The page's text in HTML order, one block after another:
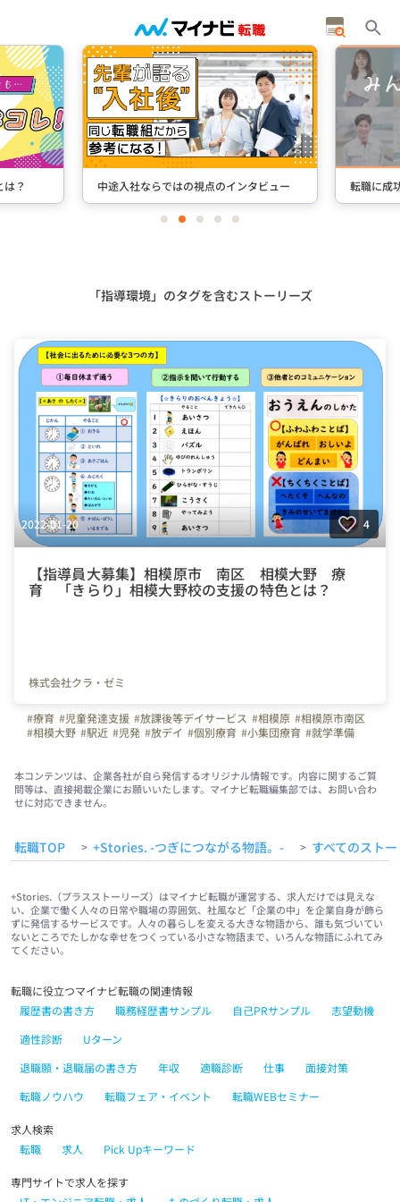
？ 中途入社ならではの視点のインタビュー 転職に成
itemitemitemitemitem
「指導環境」のタグを含むストーリーズ
2022-01-20 4
【指導員大募集】相模原市 南区 相模大野 療
育 「きらり」相模大野校の支援の特色とは？
株式会社クラ・ゼミ
#療育 #児童発達支援 #放課後等デイサービス #相模原 #相模原市南区
#相模大野 #駅近 #児発 #放デイ #個別療育 #小集団療育 #就学準備
本コンテンツは、企業各社が自ら発信するオリジナル情報です。内容に関するご質
問等は、直接掲載企業にお願いいたします。マイナビ転職編集部では、お問い合わ
せに対応できません。
転職TOP > +Stories. -つぎにつながる物語。- > すべてのスト
+Stories.（プラスストーリーズ）はマイナビ転職が運営する、求人だけでは見えな
い、企業で働く人々の日常や職場の雰囲気、社風など「企業の中」を企業自身が飾ら
ずに発信するサービスです。人々の暮らしを変える大きな物語から、誰も気づいてい
ないところでたしかな幸せをつくっている小さな物語まで、いろんな物語にふれてみ
てください。
転職に役立つマイナビ転職の関連情報
履歴書の書き方
職務経歴書サンプル 自己PRサンプル
志望動機
適性診断
Uターン
退職願・退職届の書き方
年収 適職診断 仕事
面接対策
転職ノウハウ
転職フェア・イベント 転職WEBセミナー
求人検索
転職
求人 Pick Upキーワード
専門サイトで求人を探す